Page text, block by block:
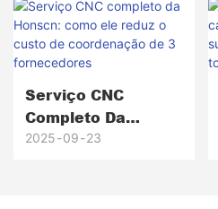
Projeto?
Serviço CNC
Completo Da
Honscn: Como Ele
2025 09 23